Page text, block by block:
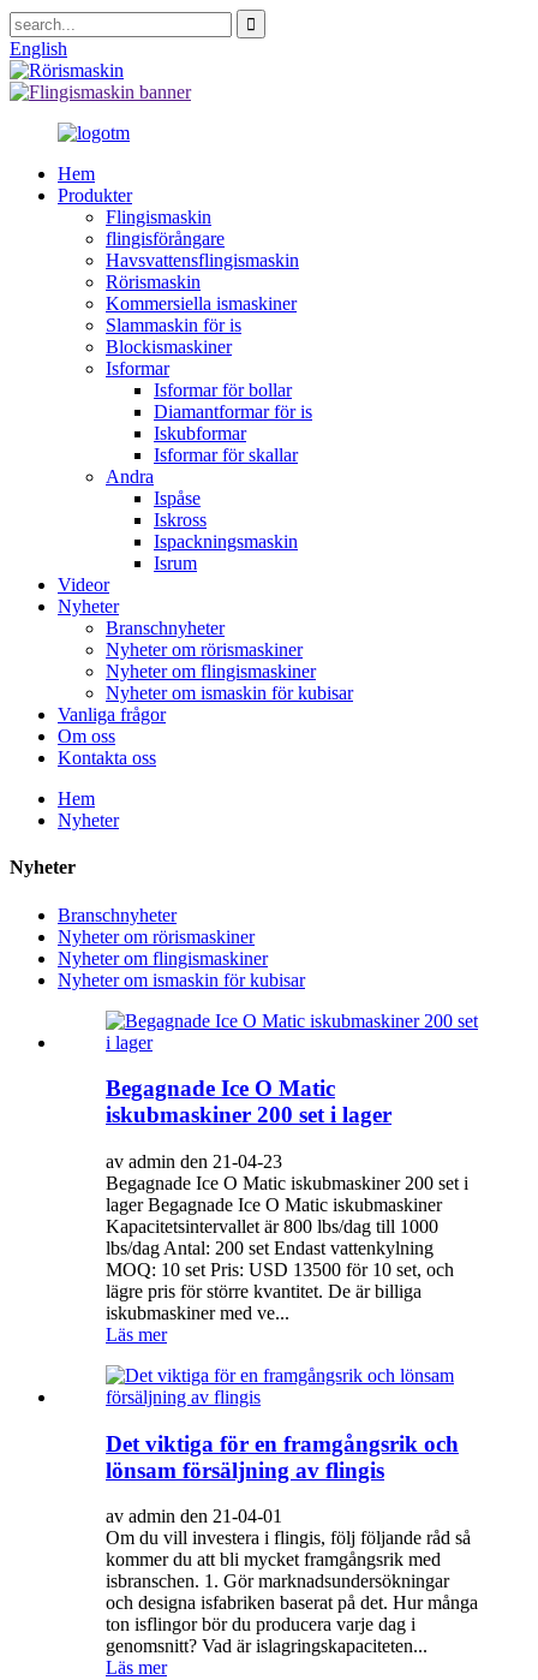
English
Hem
Produkter
Flingismaskin
flingisförångare
Havsvattensflingismaskin
Rörismaskin
Kommersiella ismaskiner
Slammaskin för is
Blockismaskiner
Isformar
Isformar för bollar
Diamantformar för is
Iskubformar
Isformar för skallar
Andra
Ispåse
Iskross
Ispackningsmaskin
Isrum
Videor
Nyheter
Branschnyheter
Nyheter om rörismaskiner
Nyheter om flingismaskiner
Nyheter om ismaskin för kubisar
Vanliga frågor
Om oss
Kontakta oss
Hem
Nyheter
Nyheter
Branschnyheter
Nyheter om rörismaskiner
Nyheter om flingismaskiner
Nyheter om ismaskin för kubisar
Begagnade Ice O Matic
iskubmaskiner 200 set i lager
av admin den 21-04-23
Begagnade Ice O Matic iskubmaskiner 200 set i
lager Begagnade Ice O Matic iskubmaskiner
Kapacitetsintervallet är 800 lbs/dag till 1000
lbs/dag Antal: 200 set Endast vattenkylning
MOQ: 10 set Pris: USD 13500 för 10 set, och
lägre pris för större kvantitet. De är billiga
iskubmaskiner med ve...
Läs mer
Det viktiga för en framgångsrik och
lönsam försäljning av flingis
av admin den 21-04-01
Om du vill investera i flingis, följ följande råd så
kommer du att bli mycket framgångsrik med
isbranschen. 1. Gör marknadsundersökningar
och designa isfabriken baserat på det. Hur många
ton isflingor bör du producera varje dag i
genomsnitt? Vad är islagringskapaciteten...
Läs mer